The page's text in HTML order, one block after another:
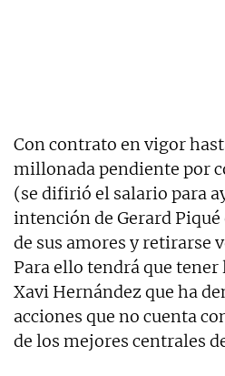
Con contrato en vigor
millonada pendiente por
(se difirió el salario para
intención de Gerard Piqué
de sus amores y retirarse
Para ello tendrá que
Xavi Hernández que ha
acciones que no cuenta
de los mejores centrales